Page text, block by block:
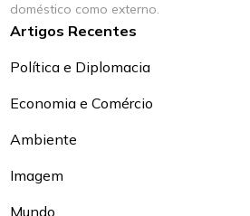
doméstico como externo.
Artigos Recentes
Política e Diplomacia
Economia e Comércio
Ambiente
Imagem
Mundo